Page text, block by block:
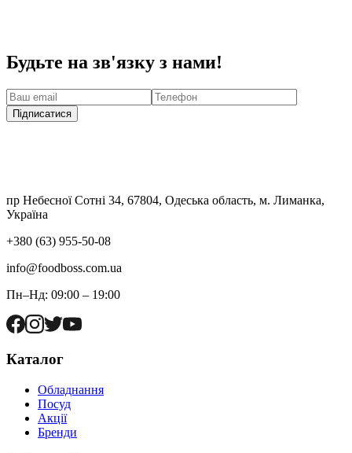
Будьте на зв'язку з нами!
Підписатися
пр Небесної Сотні 34, 67804, Одеська область, м. Лиманка,
Україна
+380 (63) 955-50-08
info@foodboss.com.ua
Пн–Нд: 09:00 – 19:00
Каталог
Обладнання
Посуд
Акції
Бренди